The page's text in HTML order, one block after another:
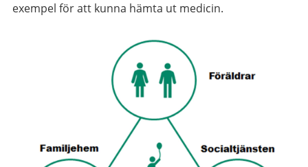
exempel för att kunna hämta ut medicin.